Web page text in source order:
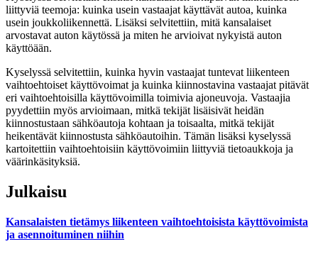
liittyviä teemoja: kuinka usein vastaajat käyttävät autoa, kuinka
usein joukkoliikennettä. Lisäksi selvitettiin, mitä kansalaiset
arvostavat auton käytössä ja miten he arvioivat nykyistä auton
käyttöään.
Kyselyssä selvitettiin, kuinka hyvin vastaajat tuntevat liikenteen
vaihtoehtoiset käyttövoimat ja kuinka kiinnostavina vastaajat pitävät
eri vaihtoehtoisilla käyttövoimilla toimivia ajoneuvoja. Vastaajia
pyydettiin myös arvioimaan, mitkä tekijät lisäisivät heidän
kiinnostustaan sähköautoja kohtaan ja toisaalta, mitkä tekijät
heikentävät kiinnostusta sähköautoihin. Tämän lisäksi kyselyssä
kartoitettiin vaihtoehtoisiin käyttövoimiin liittyviä tietoaukkoja ja
väärinkäsityksiä.
Julkaisu
Kansalaisten tietämys liikenteen vaihtoehtoisista käyttövoimista
ja asennoituminen niihin